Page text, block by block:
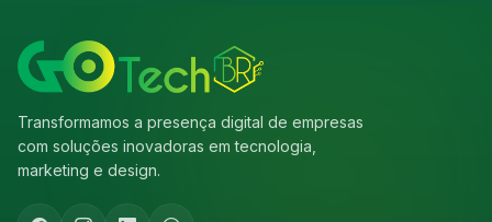
Transformamos a presença digital de empresas
com soluções inovadoras em tecnologia,
marketing e design.